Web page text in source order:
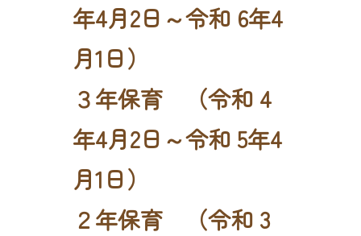
年4月2日～令和 6年4
月1日）
３年保育 （令和 4
年4月2日～令和 5年4
月1日）
２年保育 （令和 3